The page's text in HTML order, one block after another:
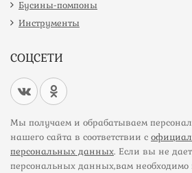
Бусины-помпоны
Инструменты
СОЦСЕТИ
Мы получаем и обрабатываем
нашего сайта в соответствии с
персональных данных. Если вы не
персональных данных,вам необходимо